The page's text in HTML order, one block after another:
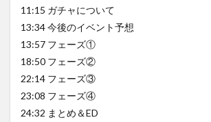
11:15 ガチャについて
13:34 今後のイベント予想
13:57 フェーズ①
18:50 フェーズ②
22:14 フェーズ③
23:08 フェーズ④
24:32 まとめ＆ED